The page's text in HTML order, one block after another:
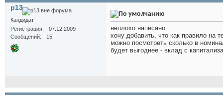
p13
Кандидат
Регистрация
07.12.2009
Сообщений
15
неплохо написано
хочу добавить, что как правило на
можно посмотреть сколько в
будет выгоднее - вклад с